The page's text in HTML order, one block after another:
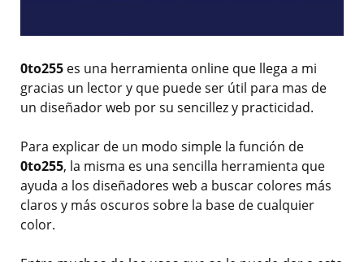
0to255 es una herramienta online que llega a mi
gracias un lector y que puede ser útil para mas de
un diseñador web por su sencillez y practicidad.
Para explicar de un modo simple la función de
0to255, la misma es una sencilla herramienta que
ayuda a los diseñadores web a buscar colores más
claros y más oscuros sobre la base de cualquier
color.